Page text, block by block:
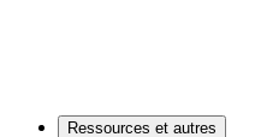
Ressources et autres